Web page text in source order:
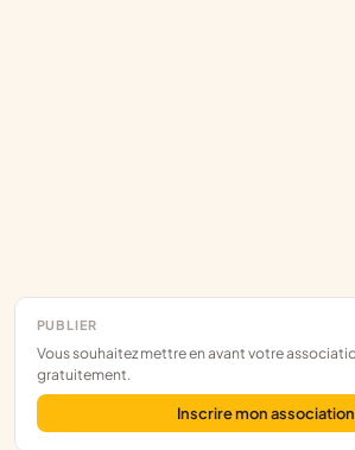
PUBLIER
Vous souhaitez mettre en avant votre association ? Inscrivez-la
gratuitement.
Inscrire mon association